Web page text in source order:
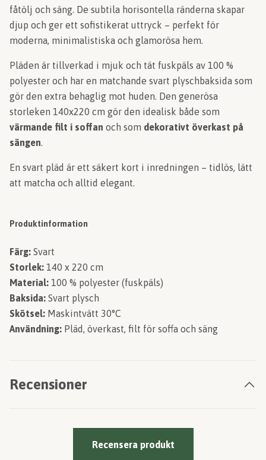
fåtölj och säng. De subtila horisontella ränderna skapar
djup och ger ett sofistikerat uttryck – perfekt för
moderna, minimalistiska och glamorösa hem.
Pläden är tillverkad i mjuk och tät fuskpäls av 100 %
polyester och har en matchande svart plyschbaksida som
gör den extra behaglig mot huden. Den generösa
storleken 140x220 cm gör den idealisk både som
värmande filt i soffan och som dekorativt överkast på
sängen.
En svart pläd är ett säkert kort i inredningen – tidlös, lätt
att matcha och alltid elegant.
Produktinformation
Färg: Svart
Storlek: 140 x 220 cm
Material: 100 % polyester (fuskpäls)
Baksida: Svart plysch
Skötsel: Maskintvätt 30°C
Användning: Pläd, överkast, filt för soffa och säng
Recensioner
Recensera produkt